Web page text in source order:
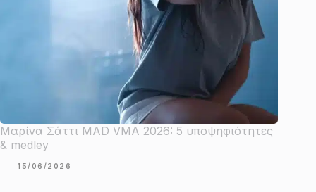
Μαρίνα Σάττι MAD VMA 2026: 5 υποψηφιότητες
& medley
15/06/2026